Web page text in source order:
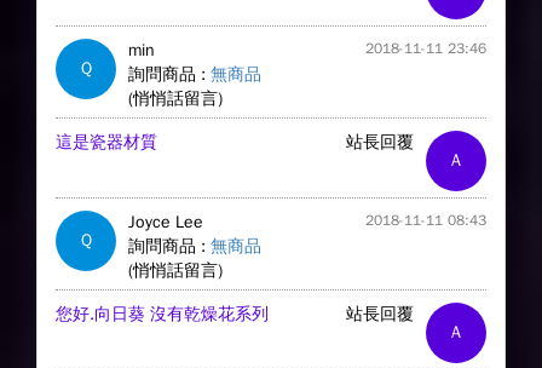
Q
min 2018-11-11 23:46
詢問商品 : 無商品
(悄悄話留言)
A
站長回覆
這是瓷器材質
Q
Joyce Lee 2018-11-11 08:43
詢問商品 : 無商品
(悄悄話留言)
A
站長回覆
您好.向日葵 沒有乾燥花系列